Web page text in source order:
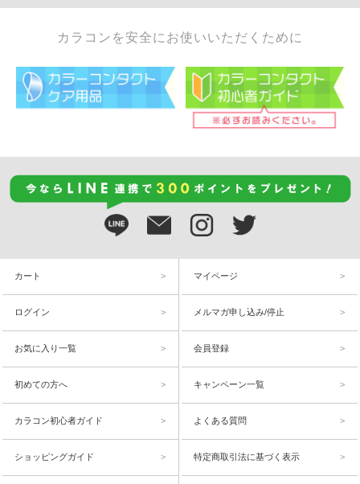
カラコンを安全にお使いいただくために
カート マイページ
ログイン メルマガ申し込み/停止
お気に入り一覧 会員登録
初めての方へ キャンペーン一覧
カラコン初心者ガイド よくある質問
ショッピングガイド 特定商取引法に基づく表示